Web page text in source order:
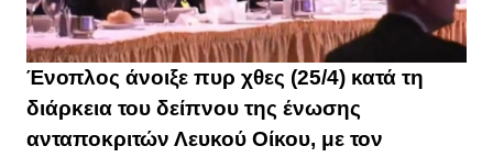
Ένοπλος άνοιξε πυρ χθες (25/4) κατά τη
διάρκεια του δείπνου της ένωσης
ανταποκριτών Λευκού Οίκου, με τον